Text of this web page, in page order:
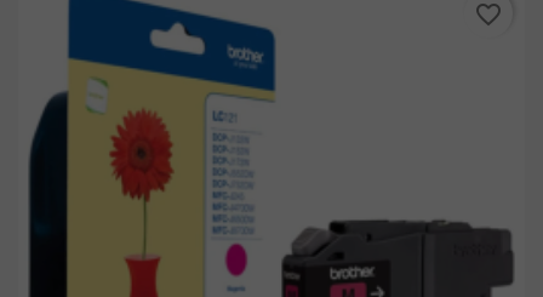
favorite_border